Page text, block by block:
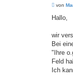
B
i
a
von
Hallo,
wir
Bei
"Ihre
Feld
Ich